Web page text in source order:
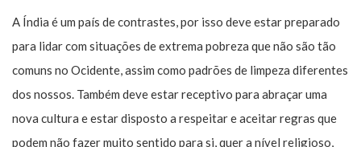
A Índia é um país de contrastes, por isso deve estar preparado
para lidar com situações de extrema pobreza que não são tão
comuns no Ocidente, assim como padrões de limpeza diferentes
dos nossos. Também deve estar receptivo para abraçar uma
nova cultura e estar disposto a respeitar e aceitar regras que
podem não fazer muito sentido para si, quer a nível religioso,